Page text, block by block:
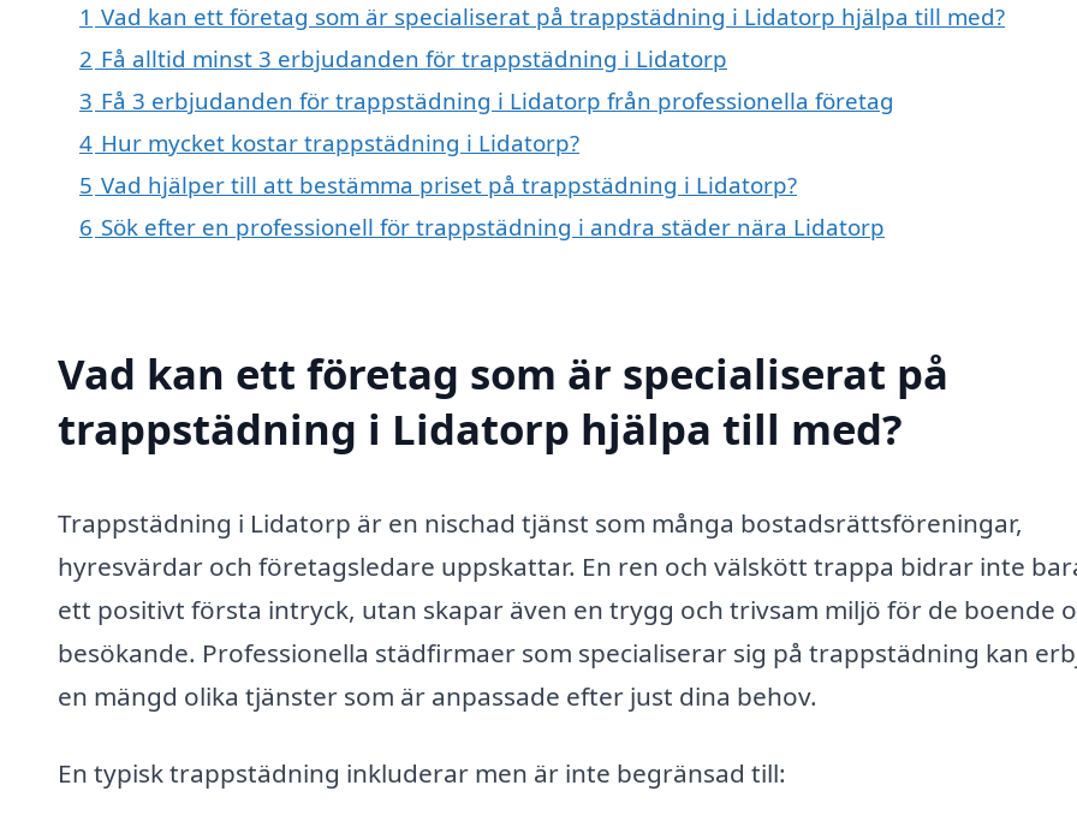
1 Vad kan ett företag som är specialiserat på trappstädning i Lidatorp hjälpa till med?
2 Få alltid minst 3 erbjudanden för trappstädning i Lidatorp
3 Få 3 erbjudanden för trappstädning i Lidatorp från professionella företag
4 Hur mycket kostar trappstädning i Lidatorp?
5 Vad hjälper till att bestämma priset på trappstädning i Lidatorp?
6 Sök efter en professionell för trappstädning i andra städer nära Lidatorp
Vad kan ett företag som är specialiserat på
trappstädning i Lidatorp hjälpa till med?
Trappstädning i Lidatorp är en nischad tjänst som många bostadsrättsföreningar,
hyresvärdar och företagsledare uppskattar. En ren och välskött trappa bidrar inte
ett positivt första intryck, utan skapar även en trygg och trivsam miljö för de boende
besökande. Professionella städfirmaer som specialiserar sig på trappstädning kan
en mängd olika tjänster som är anpassade efter just dina behov.
En typisk trappstädning inkluderar men är inte begränsad till: